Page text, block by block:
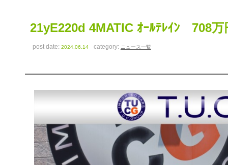
21yE220d 4MATIC ｵｰﾙﾃﾚｲﾝ 708万
post date:2024.06.14 category: ニュース一覧